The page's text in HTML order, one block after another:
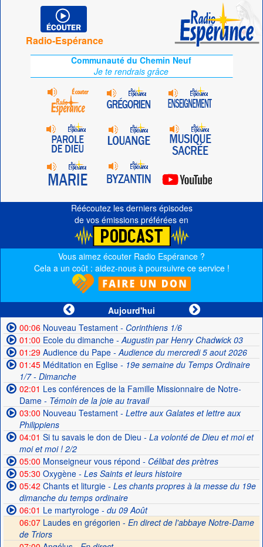
Radio-Espérance
Communauté du Chemin Neuf
Je te rendrais grâce
Réécoutez les derniers épisodes
de vos émissions préférées en
Vous aimez écouter Radio Espérance ?
Cela a un coût : aidez-nous à poursuivre ce service !
Aujourd'hui
00:06Nouveau Testament- Corinthiens 1/6
01:00 Ecole du dimanche- Augustin par Henry Chadwick 03
01:29Audience du Pape- Audience du mercredi 5 aout 2026
01:45Méditation en Eglise- 19e semaine du Temps Ordinaire
1/7 - Dimanche
02:01 Les conférences de la Famille Missionnaire de Notre-
Dame- Témoin de la joie au travail
03:00 Nouveau Testament- Lettre aux Galates et lettre aux
Philippiens
04:01 Si tu savais le don de Dieu - La volonté de Dieu et moi et
moi et moi ! 2/2
05:00 Monseigneur vous répond - Célibat des prètres
05:30 Oxygène- Les Saints et leurs histoire
05:42 Chants et liturgie- Les chants propres à la messe du 19e
dimanche du temps ordinaire
06:01 Le martyrologe- du 09 Août
06:07Laudes en grégorien - En direct de l'abbaye Notre-Dame
de Triors